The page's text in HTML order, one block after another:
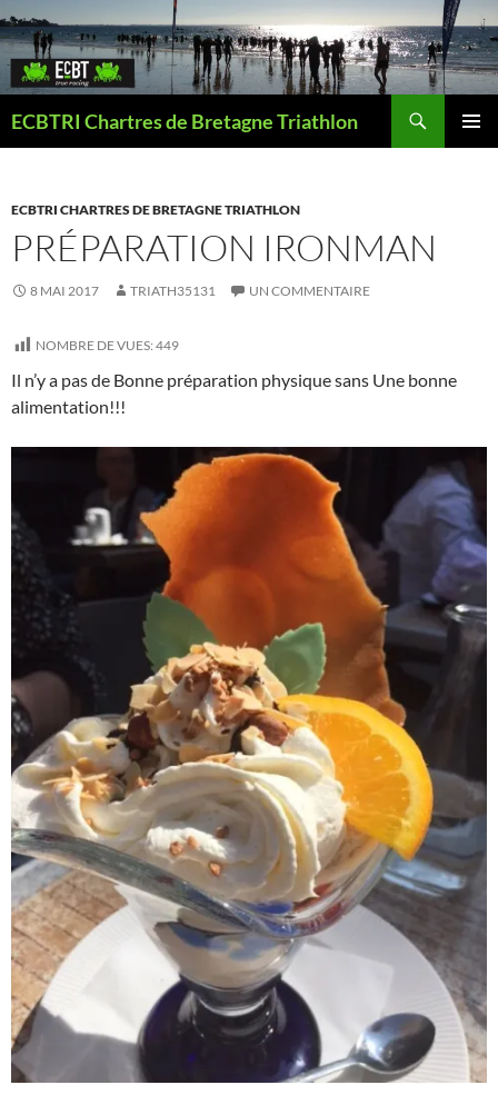
Aller
au
contenu
ECBTRI Chartres de Bretagne Triathlon
ECBTRI CHARTRES DE BRETAGNE TRIATHLON
PRÉPARATION IRONMAN
8 MAI 2017 TRIATH35131 UN COMMENTAIRE
NOMBRE DE VUES: 449
Il n’y a pas de Bonne préparation physique sans Une bonne
alimentation!!!